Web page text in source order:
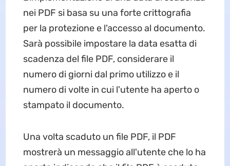
nei PDF si basa su una forte crittografia
per la protezione e l'accesso al documento.
Sarà possibile impostare la data esatta di
scadenza del file PDF, considerare il
numero di giorni dal primo utilizzo e il
numero di volte in cui l'utente ha aperto o
stampato il documento.
Una volta scaduto un file PDF, il PDF
mostrerà un messaggio all'utente che lo ha